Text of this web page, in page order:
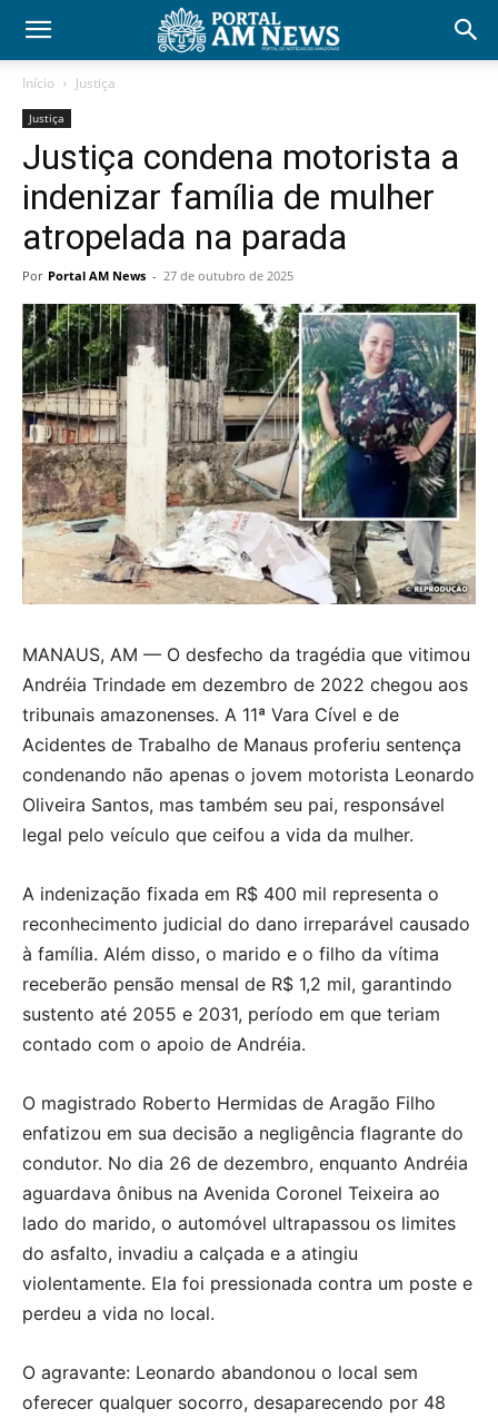
Início Justiça
Justiça
Justiça condena motorista a
indenizar família de mulher
atropelada na parada
Por Portal AM News - 27 de outubro de 2025
MANAUS, AM — O desfecho da tragédia que vitimou
Andréia Trindade em dezembro de 2022 chegou aos
tribunais amazonenses. A 11ª Vara Cível e de
Acidentes de Trabalho de Manaus proferiu sentença
condenando não apenas o jovem motorista Leonardo
Oliveira Santos, mas também seu pai, responsável
legal pelo veículo que ceifou a vida da mulher.
A indenização fixada em R$ 400 mil representa o
reconhecimento judicial do dano irreparável causado
à família. Além disso, o marido e o filho da vítima
receberão pensão mensal de R$ 1,2 mil, garantindo
sustento até 2055 e 2031, período em que teriam
contado com o apoio de Andréia.
O magistrado Roberto Hermidas de Aragão Filho
enfatizou em sua decisão a negligência flagrante do
condutor. No dia 26 de dezembro, enquanto Andréia
aguardava ônibus na Avenida Coronel Teixeira ao
lado do marido, o automóvel ultrapassou os limites
do asfalto, invadiu a calçada e a atingiu
violentamente. Ela foi pressionada contra um poste e
perdeu a vida no local.
O agravante: Leonardo abandonou o local sem
oferecer qualquer socorro, desaparecendo por 48